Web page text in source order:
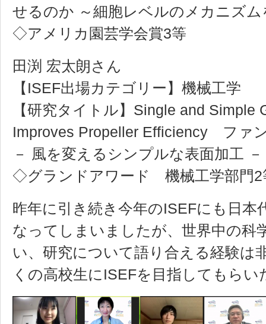
せるのか ～細胞レベルのメカニズム
◇アメリカ園芸学会賞3等
田渕 宏太朗さん
【ISEF出場カテゴリー】機械工学
【研究タイトル】Single and Simple
Improves Propeller Efficiency ファ
－ 風を変えるシンプルな表面加工 －
◇グランドアワード 機械工学部門2
昨年に引き続き今年のISEFにも日本
なってしまいましたが、世界中の科
い、研究について語り合える経験は
くの高校生にISEFを目指してもら